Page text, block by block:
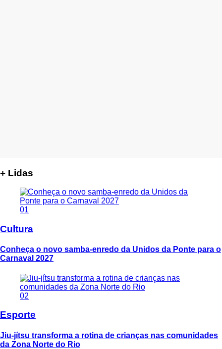
+ Lidas
01
Cultura
Conheça o novo samba-enredo da Unidos da Ponte para o
Carnaval 2027
02
Esporte
Jiu-jítsu transforma a rotina de crianças nas comunidades
da Zona Norte do Rio